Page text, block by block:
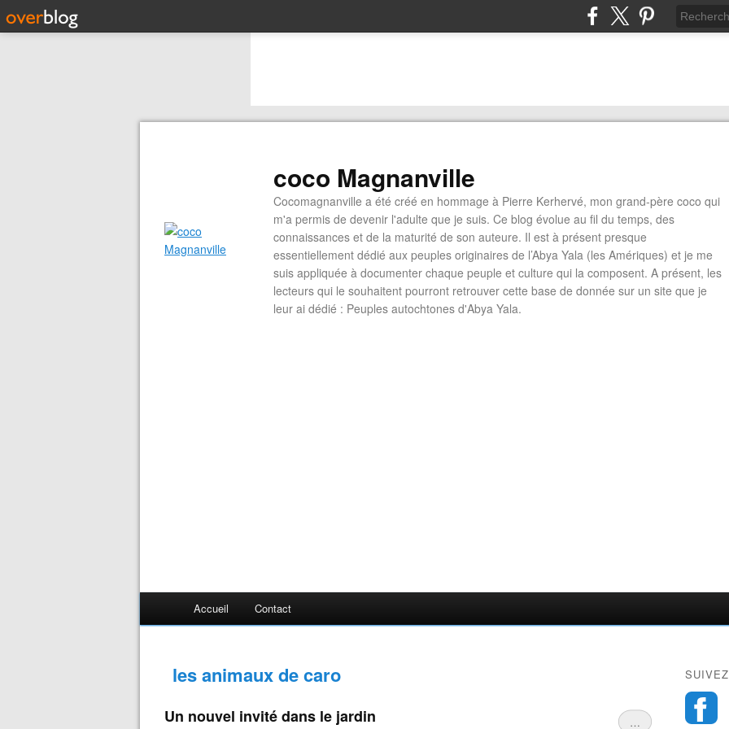
coco Magnanville
Cocomagnanville a été créé en hommage à Pierre Kerhervé, mon grand-père coco qui
m'a permis de devenir l'adulte que je suis. Ce blog évolue au fil du temps, des
connaissances et de la maturité de son auteure. Il est à présent presque
essentiellement dédié aux peuples originaires de l’Abya Yala (les Amériques) et je me
suis appliquée à documenter chaque peuple et culture qui la composent. A présent, les
lecteurs qui le souhaitent pourront retrouver cette base de donnée sur un site que je
leur ai dédié : Peuples autochtones d'Abya Yala.
Accueil Contact
les animaux de caro
…
Un nouvel invité dans le jardin